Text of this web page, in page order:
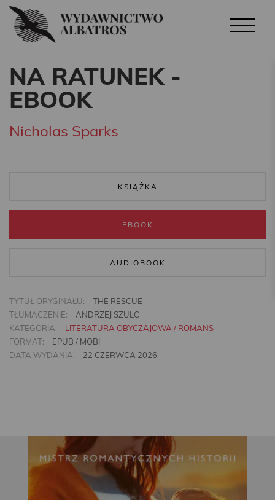
NA RATUNEK -
EBOOK
Nicholas Sparks
KSIĄŻKA
EBOOK
AUDIOBOOK
TYTUŁ ORYGINAŁU:
THE RESCUE
TŁUMACZENIE:
ANDRZEJ SZULC
KATEGORIA:
LITERATURA OBYCZAJOWA / ROMANS
FORMAT:
EPUB / MOBI
DATA WYDANIA:
22 CZERWCA 2026